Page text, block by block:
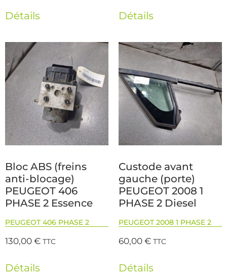
Détails Détails
Bloc ABS (freins
anti-blocage)
PEUGEOT 406
PHASE 2 Essence
PEUGEOT 406 PHASE 2
130,00€ TTC
Détails
Custode avant
gauche (porte)
PEUGEOT 2008 1
PHASE 2 Diesel
PEUGEOT 2008 1 PHASE 2
60,00€ TTC
Détails